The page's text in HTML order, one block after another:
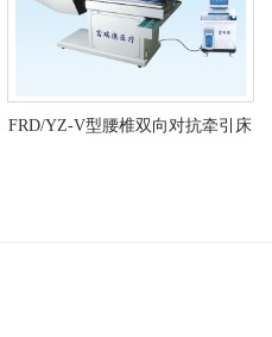
FRD/YZ-V型腰椎双向对抗牵引床